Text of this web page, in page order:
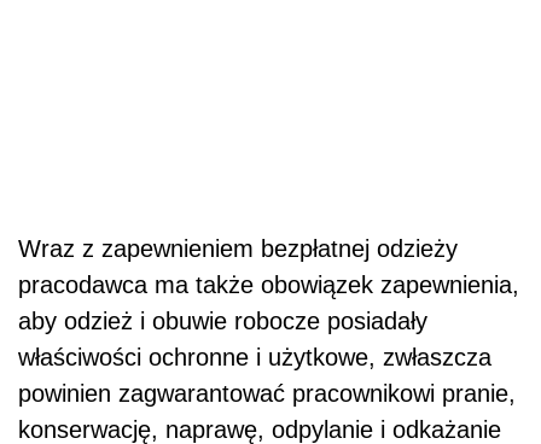
Wraz z zapewnieniem bezpłatnej odzieży
pracodawca ma także obowiązek zapewnienia,
aby odzież i obuwie robocze posiadały
właściwości ochronne i użytkowe, zwłaszcza
powinien zagwarantować pracownikowi pranie,
konserwację, naprawę, odpylanie i odkażanie